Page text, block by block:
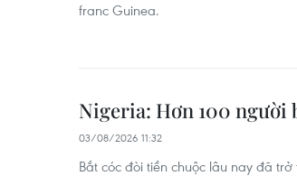
franc Guinea.
Nigeria: Hơn 100 người
03/08/2026 11:32
Bắt cóc đòi tiền chuộc lâu nay đã